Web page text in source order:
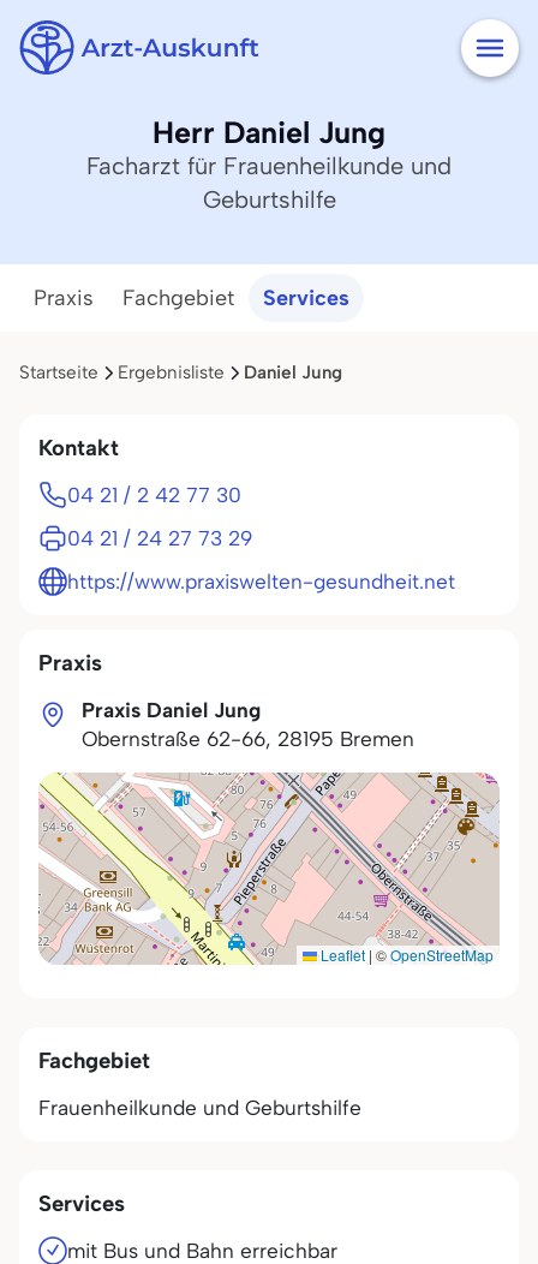
Herr Daniel Jung
Facharzt für Frauenheilkunde und
Geburtshilfe
Praxis Fachgebiet Services
Startseite Ergebnisliste Daniel Jung
Praxis
Praxis Daniel Jung
Obernstraße 62-66, 28195 Bremen
Leaflet | ©OpenStreetMap
Fachgebiet
Frauenheilkunde und Geburtshilfe
Services
mit Bus und Bahn erreichbar
Kontakt
04 21 / 2 42 77 30
04 21 / 24 27 73 29
https://www.praxiswelten-gesundheit.net